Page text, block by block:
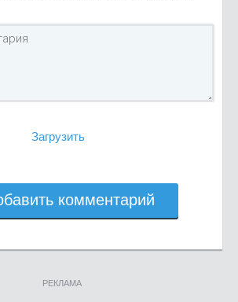
Загрузить
комментарий
РЕКЛАМА